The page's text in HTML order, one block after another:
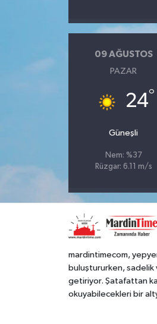
09 AĞUSTOS
PAZAR
24°
Güneşli
Nem: %37
Rüzgar: 6.11 m/s
mardintimecom,
buluştururken, sadelik
getiriyor. Şatafattan
okuyabilecekleri bir